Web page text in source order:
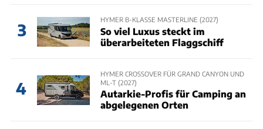
3
HYMER B-KLASSE MASTERLINE (2027)
So viel Luxus steckt im
überarbeiteten Flaggschiff
4
HYMER CROSSOVER FÜR GRAND CANYON UND
ML-T (2027)
Autarkie-Profis für Camping an
abgelegenen Orten